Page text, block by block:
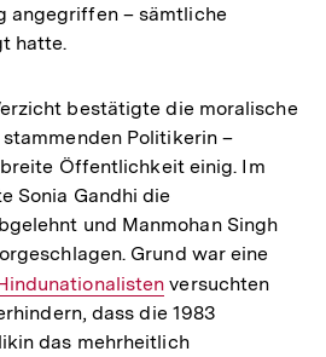
angegriffen – sämtliche
hatte.
bestätigte die moralische
Politikerin –
Öffentlichkeit einig. Im
Sonia Gandhi die
und Manmohan Singh
Grund war eine
versuchten
dass die 1983
das mehrheitlich